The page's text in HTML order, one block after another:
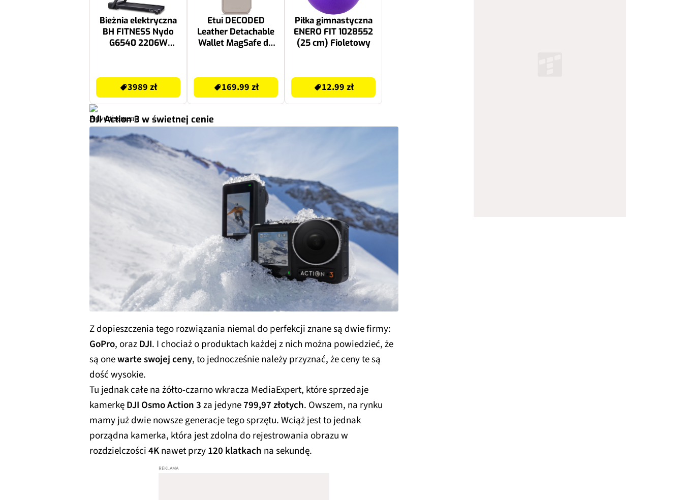
Bieżnia elektryczna
BH FITNESS Nydo
G6540 2206W
3989 zł
Etui DECODED
Leather Detachable
Wallet MagSafe do
169.99 zł
Piłka gimnastyczna
ENERO FIT 1028552
(25 cm) Fioletowy
12.99 zł
DJI Action 3 w świetnej cenie
Z dopieszczenia tego rozwiązania niemal do perfekcji znane są dwie firmy:
GoPro, orazDJI. I chociaż o produktach każdej z nich można powiedzieć, że
są onewarte swojej ceny, to jednocześnie należy przyznać, że ceny te są
dość wysokie.
Tu jednak całe na żółto-czarno wkracza MediaExpert, które sprzedaje
kamerkęDJI Osmo Action 3za jedyne799,97 złotych. Owszem, na rynku
mamy już dwie nowsze generacje tego sprzętu. Wciąż jest to jednak
porządna kamerka, która jest zdolna do rejestrowania obrazu w
rozdzielczości4Knawet przy120 klatkach na sekundę.